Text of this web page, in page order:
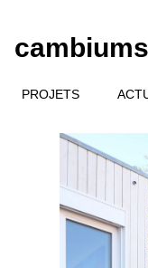
cambiums
PROJETS